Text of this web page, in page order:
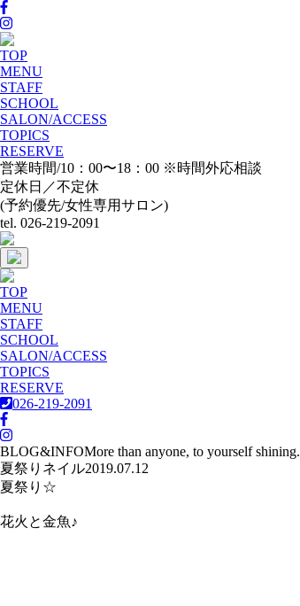
TOP
MENU
STAFF
SCHOOL
SALON/ACCESS
TOPICS
RESERVE
営業時間/10：00〜18：00 ※時間外応相談
定休日／不定休
(予約優先/女性専用サロン)
tel. 026-219-2091
TOP
MENU
STAFF
SCHOOL
SALON/ACCESS
TOPICS
RESERVE
026-219-2091
BLOG&INFOMore than anyone, to yourself shining.
夏祭りネイル2019.07.12
夏祭り☆
花火と金魚♪